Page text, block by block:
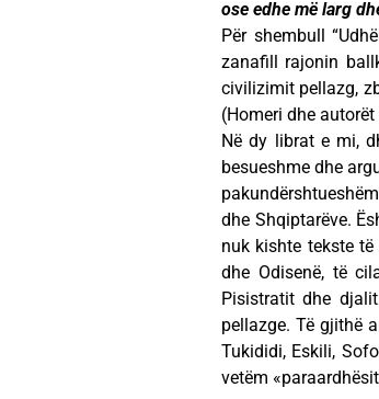
ose edhe më larg
Për shembull
zanafill rajonin
civilizimit pellazg,
(Homeri dhe
Në dy librat e mi,
besueshme dhe
dhe Shqiptarëve.
nuk kishte tekste
dhe Odisenë, të
Pisistratit dhe
pellazge. Të gjithë
Tukididi, Eskili,
vetëm